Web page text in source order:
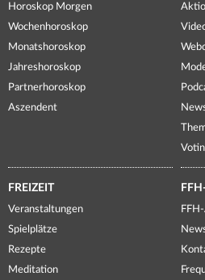
Horoskop Morgen
Wochenhoroskop
Monatshoroskop
Jahreshoroskop
Partnerhoroskop
Aszendent
FREIZEIT
Veranstaltungen
Spielplätze
Rezepte
Meditation